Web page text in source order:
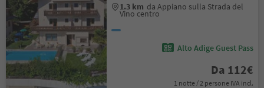
1.3 km da Appiano sulla Strada del
Vino centro
Alto Adige Guest Pass
Da 112€
1 notte / 2 persone IVA incl.